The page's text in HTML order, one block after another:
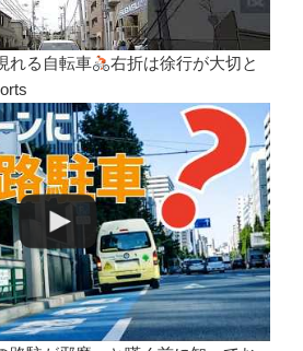
れる自転車
右折は徐行が大切と